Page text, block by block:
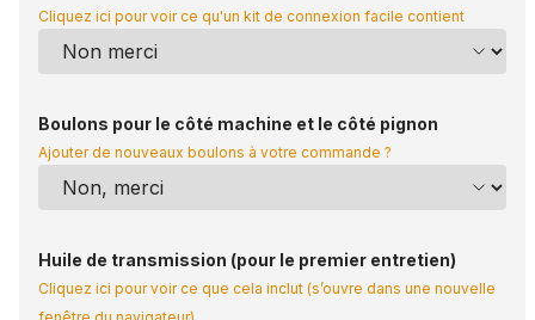
Cliquez ici pour voir ce qu'un kit de connexion facile contient
Boulons pour le côté machine et le côté pignon
Ajouter de nouveaux boulons à votre commande ?
Huile de transmission (pour le premier entretien)
Cliquez ici pour voir ce que cela inclut (s’ouvre dans une nouvelle